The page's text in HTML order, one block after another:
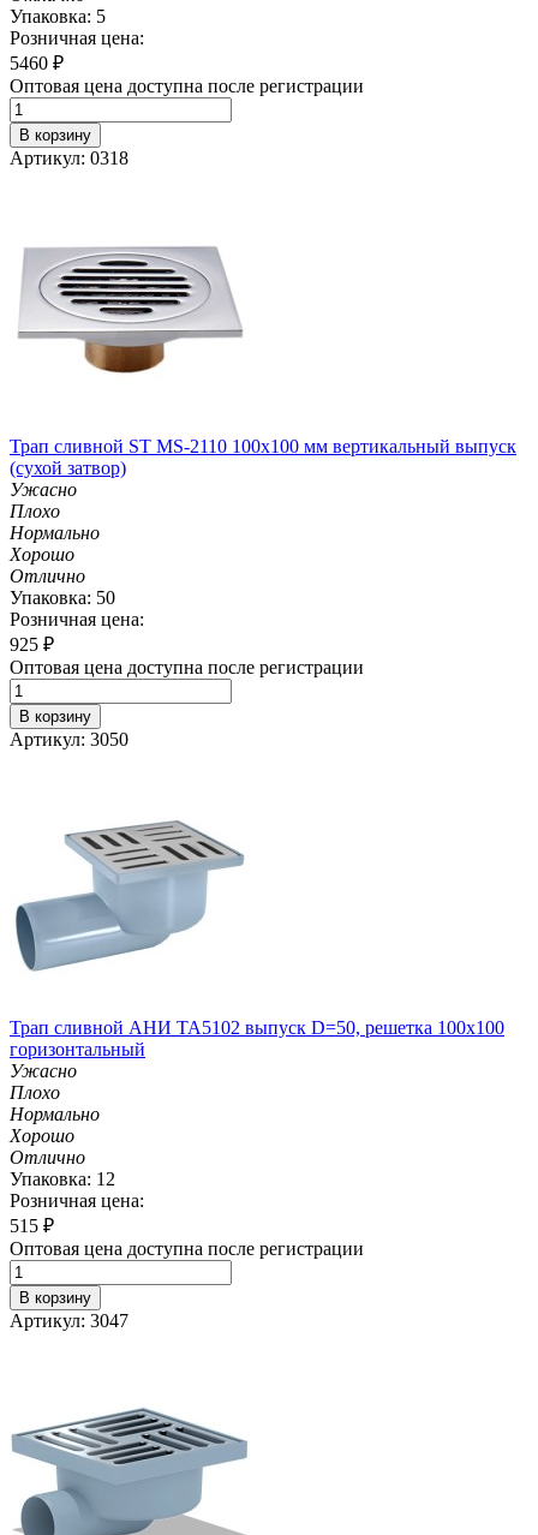
Упаковка: 5
Розничная цена:
5460 ₽
Оптовая цена доступна после регистрации
В корзину
Артикул: 0318
Трап сливной ST MS-2110 100х100 мм вертикальный выпуск
(сухой затвор)
Ужасно
Плохо
Нормально
Хорошо
Отлично
Упаковка: 50
Розничная цена:
925 ₽
Оптовая цена доступна после регистрации
В корзину
Артикул: 3050
Трап сливной АНИ TA5102 выпуск D=50, решетка 100х100
горизонтальный
Ужасно
Плохо
Нормально
Хорошо
Отлично
Упаковка: 12
Розничная цена:
515 ₽
Оптовая цена доступна после регистрации
В корзину
Артикул: 3047